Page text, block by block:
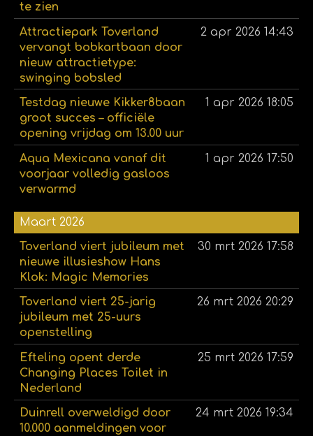
te zien
Attractiepark Toverland
vervangt bobkartbaan door
nieuw attractietype:
swinging bobsled
2 apr 2026 14:43
Testdag nieuwe Kikker8baan
groot succes – officiële
opening vrijdag om 13.00 uur
1 apr 2026 18:05
Aqua Mexicana vanaf dit
voorjaar volledig gasloos
verwarmd
1 apr 2026 17:50
Maart 2026
Toverland viert jubileum met
nieuwe illusieshow Hans
Klok: Magic Memories
30 mrt 2026 17:58
Toverland viert 25-jarig
jubileum met 25-uurs
openstelling
26 mrt 2026 20:29
Efteling opent derde
Changing Places Toilet in
Nederland
25 mrt 2026 17:59
Duinrell overweldigd door
10.000 aanmeldingen voor
24 mrt 2026 19:34